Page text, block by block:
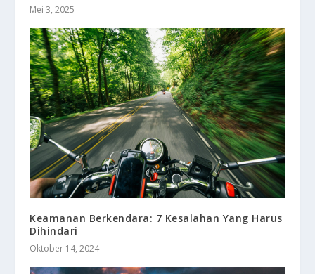
Mei 3, 2025
Keamanan Berkendara: 7 Kesalahan Yang Harus
Dihindari
Oktober 14, 2024